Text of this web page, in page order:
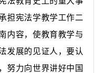
担宪法学教学工作二
内容，使教育教学与
发展的见证人，要认
努力向世界讲好中国